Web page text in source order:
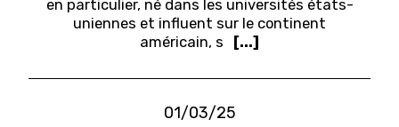
en particulier, né dans les universités états-
uniennes et influent sur le continent
américain, s
[...]
01/03/25